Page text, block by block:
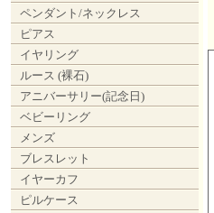
ペンダント/ネックレス
ピアス
イヤリング
ルース (裸石)
アニバーサリー(記念日)
ベビーリング
メンズ
ブレスレット
イヤーカフ
ピルケース